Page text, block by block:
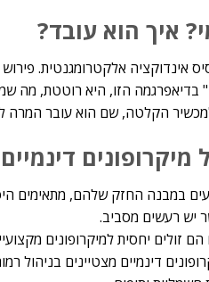
איך הוא עובד?
אינדוקציה אלקטרומגנטית.
בדיאפרגמה הזו, היא רוטטת, מה
הקלטה, שם הוא עובר המרה
מיקרופונים
במבנה החזק שלהם,
יש רעשים מסביב.
דינמיים מצטיינים